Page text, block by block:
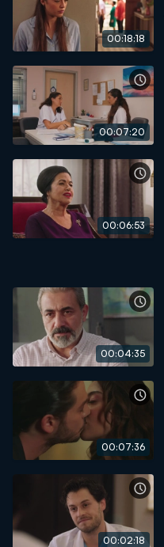
00:18:18
00:07:20
00:06:53
00:04:35
00:07:36
00:02:18